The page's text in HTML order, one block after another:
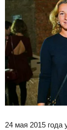
24 мая 2015 года